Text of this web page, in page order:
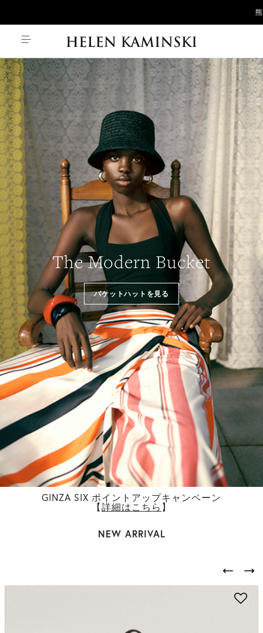
熊本地震の影
The Modern Bucket
バケットハットを見る
GINZA SIX ポイントアップキャンペーン
【詳細はこちら 】
NEW ARRIVAL